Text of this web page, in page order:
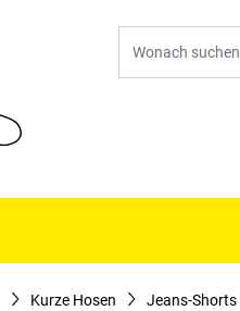
Kurze Hosen Jeans-Shorts